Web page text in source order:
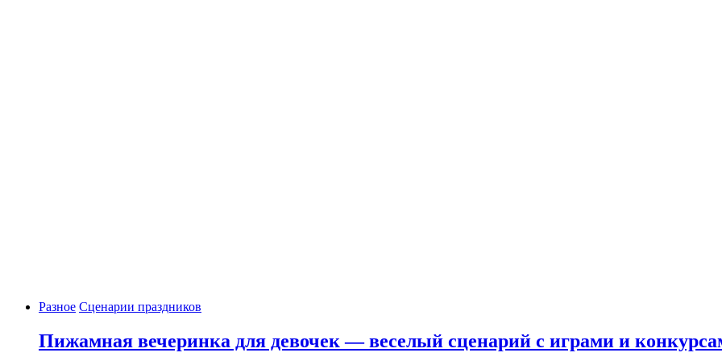
Разное Сценарии праздников
Пижамная вечеринка для девочек — веселый сценарий с играми и